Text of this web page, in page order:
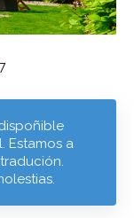
Estamos a